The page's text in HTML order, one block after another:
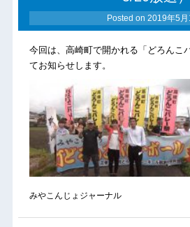
Posted on 2019年5月
今回は、高崎町で開かれる「どろんこ
てお知らせします。
みやこんじょジャーナル